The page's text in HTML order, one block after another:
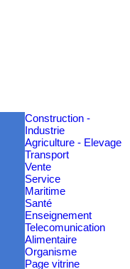
Construction -
Industrie
Agriculture - Elevage
Transport
Vente
Service
Maritime
Santé
Enseignement
Telecomunication
Alimentaire
Organisme
Page vitrine